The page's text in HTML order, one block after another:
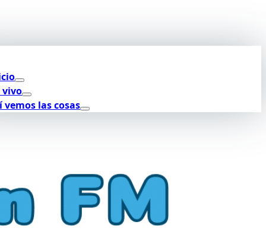
vivo
vemos las cosas